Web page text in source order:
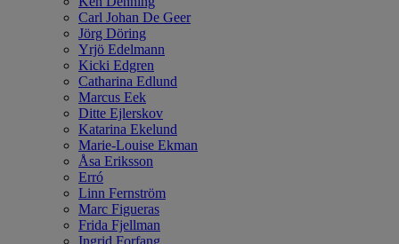
Carl Johan De Geer
Jörg Döring
Yrjö Edelmann
Kicki Edgren
Catharina Edlund
Marcus Eek
Ditte Ejlerskov
Katarina Ekelund
Marie-Louise Ekman
Åsa Eriksson
Erró
Linn Fernström
Marc Figueras
Frida Fjellman
Ingrid Forfang